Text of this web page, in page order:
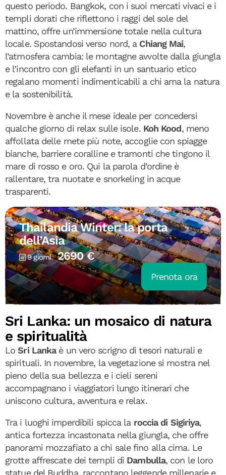
questo periodo. Bangkok, con i suoi mercati vivaci e i
templi dorati che riflettono i raggi del sole del
mattino, offre un’immersione totale nella cultura
locale. Spostandosi verso nord, a Chiang Mai,
l’atmosfera cambia: le montagne avvolte dalla giungla
e l’incontro con gli elefanti in un santuario etico
regalano momenti indimenticabili a chi ama la natura
e la sostenibilità.
Novembre è anche il mese ideale per concedersi
qualche giorno di relax sulle isole. Koh Kood, meno
affollata delle mete più note, accoglie con spiagge
bianche, barriere coralline e tramonti che tingono il
mare di rosso e oro. Qui la parola d’ordine è
rallentare, tra nuotate e snorkeling in acque
trasparenti.
Thailandia Winter: la porta
dell’Asia
9 giorni 2690 €
Prenota ora
Sri Lanka: un mosaico di natura
e spiritualità
LoSri Lankaè un vero scrigno di tesori naturali e
spirituali. In novembre, la vegetazione si mostra nel
pieno della sua bellezza e i cieli sereni
accompagnano i viaggiatori lungo itinerari che
uniscono cultura, avventura e relax.
Tra i luoghi imperdibili spicca la roccia di Sigiriya,
antica fortezza incastonata nella giungla, che offre
panorami mozzafiato a chi sale fino alla cima. Le
grotte affrescate dei templi di Dambulla, con le loro
statue del Buddha, raccontano leggende millenarie e